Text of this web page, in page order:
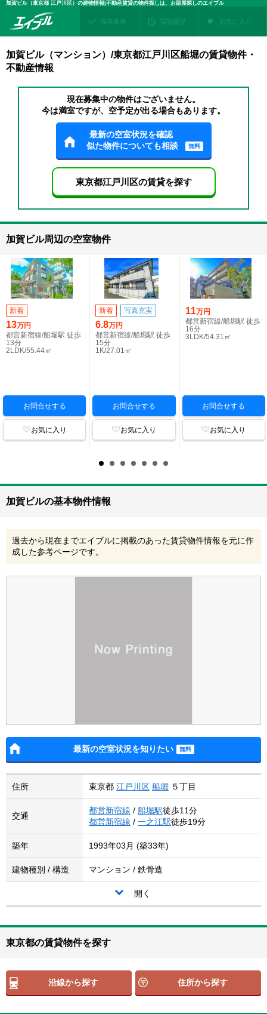
加賀ビル（東京都 江戸川区）の建物情報|不動産賃貸の物件探しは、お部屋探しのエイブル
保存条件 閲覧履歴 お気に入り
加賀ビル（マンション）/東京都江戸川区船堀の賃貸物件・
不動産情報
現在募集中の物件はございません。
今は満室ですが、空予定が出る場合もあります。
最新の空室状況を確認
似た物件についても相談
無料
東京都江戸川区の賃貸を探す
加賀ビル周辺の空室物件
新着
13万円
都営新宿線/船堀駅 徒歩
13分
2LDK/55.44㎡
お問合せする
お気に入り
新着 写真充実
6.8万円
都営新宿線/船堀駅 徒歩
15分
1K/27.01㎡
お問合せする
お気に入り
11万円
都営新宿線/船堀駅 徒歩
16分
3LDK/54.31㎡
お問合せする
お気に入り
加賀ビルの基本物件情報
過去から現在までエイブルに掲載のあった賃貸物件情報を元に作
成した参考ページです。
最新の空室状況を知りたい
住所 東京都 江戸川区 船堀 ５丁目
交通
都営新宿線 / 船堀駅徒歩11分
都営新宿線 / 一之江駅徒歩19分
築年 1993年03月 (築33年)
建物種別 / 構造 マンション / 鉄骨造
開く
東京都の賃貸物件を探す
沿線から探す 住所から探す